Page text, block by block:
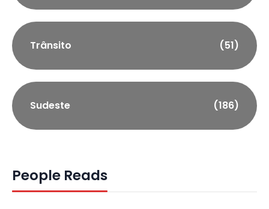
Trânsito (51)
Sudeste (186)
People Reads